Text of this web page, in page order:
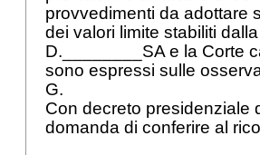
provvedimenti da adottare
dei valori limite stabiliti
D.________SA e la Corte
sono espressi sulle
G.
Con decreto presidenziale
domanda di conferire al